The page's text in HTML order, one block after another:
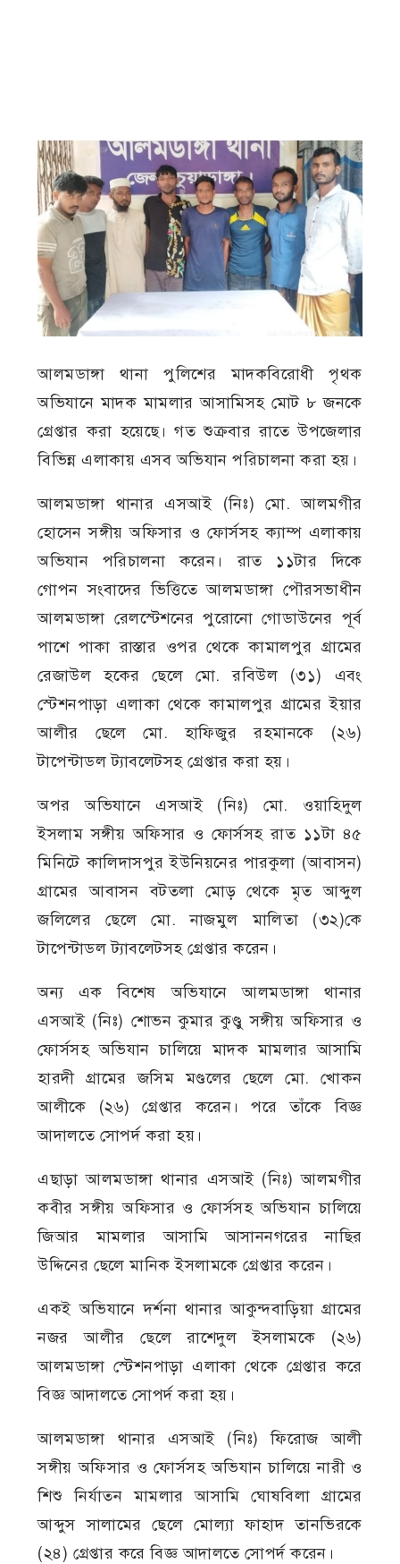
আলমডাঙ্গা থানা পুলিশের মাদকবিরোধী পৃথক
অভিযানে মাদক মামলার আসামিসহ মোট ৮ জনকে
গ্রেপ্তার করা হয়েছে। গত শুক্রবার রাতে উপজেলার
বিভিন্ন এলাকায় এসব অভিযান পরিচালনা করা হয়।
আলমডাঙ্গা থানার এসআই (নিঃ) মো. আলমগীর
হোসেন সঙ্গীয় অফিসার ও ফোর্সসহ ক্যাম্প এলাকায়
অভিযান পরিচালনা করেন। রাত ১১টার দিকে
গোপন সংবাদের ভিত্তিতে আলমডাঙ্গা পৌরসভাধীন
আলমডাঙ্গা রেলস্টেশনের পুরোনো গোডাউনের পূর্ব
পাশে পাকা রাস্তার ওপর থেকে কামালপুর গ্রামের
রেজাউল হকের ছেলে মো. রবিউল (৩১) এবং
স্টেশনপাড়া এলাকা থেকে কামালপুর গ্রামের ইয়ার
আলীর ছেলে মো. হাফিজুর রহমানকে (২৬)
টাপেন্টাডল ট্যাবলেটসহ গ্রেপ্তার করা হয়।
অপর অভিযানে এসআই (নিঃ) মো. ওয়াহিদুল
ইসলাম সঙ্গীয় অফিসার ও ফোর্সসহ রাত ১১টা ৪৫
মিনিটে কালিদাসপুর ইউনিয়নের পারকুলা (আবাসন)
গ্রামের আবাসন বটতলা মোড় থেকে মৃত আব্দুল
জলিলের ছেলে মো. নাজমুল মালিতা (৩২)কে
টাপেন্টাডল ট্যাবলেটসহ গ্রেপ্তার করেন।
অন্য এক বিশেষ অভিযানে আলমডাঙ্গা থানার
এসআই (নিঃ) শোভন কুমার কুণ্ডু সঙ্গীয় অফিসার ও
ফোর্সসহ অভিযান চালিয়ে মাদক মামলার আসামি
হারদী গ্রামের জসিম মণ্ডলের ছেলে মো. খোকন
আলীকে (২৬) গ্রেপ্তার করেন। পরে তাঁকে বিজ্ঞ
আদালতে সোপর্দ করা হয়।
এছাড়া আলমডাঙ্গা থানার এসআই (নিঃ) আলমগীর
কবীর সঙ্গীয় অফিসার ও ফোর্সসহ অভিযান চালিয়ে
জিআর মামলার আসামি আসাননগরের নাছির
উদ্দিনের ছেলে মানিক ইসলামকে গ্রেপ্তার করেন।
একই অভিযানে দর্শনা থানার আকুন্দবাড়িয়া গ্রামের
নজর আলীর ছেলে রাশেদুল ইসলামকে (২৬)
আলমডাঙ্গা স্টেশনপাড়া এলাকা থেকে গ্রেপ্তার করে
বিজ্ঞ আদালতে সোপর্দ করা হয়।
আলমডাঙ্গা থানার এসআই (নিঃ) ফিরোজ আলী
সঙ্গীয় অফিসার ও ফোর্সসহ অভিযান চালিয়ে নারী ও
শিশু নির্যাতন মামলার আসামি ঘোষবিলা গ্রামের
আব্দুস সালামের ছেলে মোল্যা ফাহাদ তানভিরকে
(২৪) গ্রেপ্তার করে বিজ্ঞ আদালতে সোপর্দ করেন।